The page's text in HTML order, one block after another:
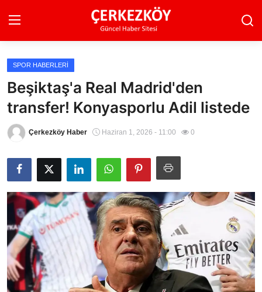
Ana Sayfa
Son Dakika
Ekonomi Haberleri
Magazin Haberleri
Spor Haberleri
Teknoloji Haberleri
Dünya Haberleri
Çerkezköy
SPOR HABERLERI
Beşiktaş'a Real Madrid'den
transfer! Konyasporlu Adil listede
Çerkezköy Haber Haziran 1, 2026 - 11:00 0